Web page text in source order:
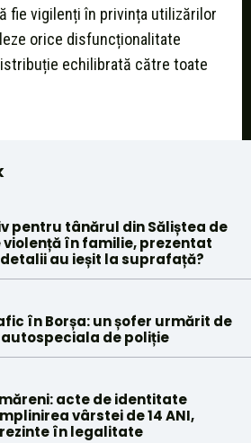
fie vigilenți în privința utilizărilor
orice disfuncționalitate
echilibrată către toate
pentru tânărul din Săliștea de
violență în familie, prezentat
au ieșit la suprafață?
în Borșa: un șofer urmărit de
de poliție
acte de identitate
vârstei de 14 ANI,
în legalitate